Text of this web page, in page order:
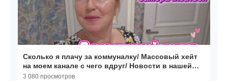
Сколько я плачу за коммуналку/ Массовый хейт
на моем канале с чего вдруг/ Новости в нашей
семье
3 080 просмотров